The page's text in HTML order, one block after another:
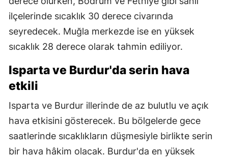
ilçelerinde sıcaklık 30 derece civarında
seyredecek. Muğla merkezde ise en yüksek
sıcaklık 28 derece olarak tahmin ediliyor.
Isparta ve Burdur'da serin hava
etkili
Isparta ve Burdur illerinde de az bulutlu ve açık
hava etkisini gösterecek. Bu bölgelerde gece
saatlerinde sıcaklıkların düşmesiyle birlikte serin
bir hava hâkim olacak. Burdur'da en yüksek